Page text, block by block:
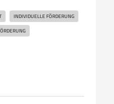
INDIVIDUELLE FÖRDERUNG